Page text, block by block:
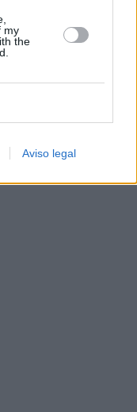
my
the
Aviso legal